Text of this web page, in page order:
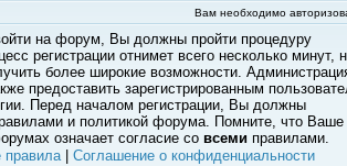
Вам необходимо
на форум, Вы должны пройти процедуру
регистрации отнимет всего несколько минут,
более широкие возможности.
предоставить зарегистрированным
Перед началом регистрации, Вы должны
и политикой форума. Помните, что Ваше
означает согласие со всеми правилами.
| Соглашение о конфиденциальности